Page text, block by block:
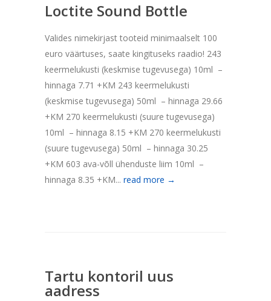
Loctite Sound Bottle
Valides nimekirjast tooteid minimaalselt 100
euro väärtuses, saate kingituseks raadio! 243
keermelukusti (keskmise tugevusega) 10ml –
hinnaga 7.71 +KM 243 keermelukusti
(keskmise tugevusega) 50ml – hinnaga 29.66
+KM 270 keermelukusti (suure tugevusega)
10ml – hinnaga 8.15 +KM 270 keermelukusti
(suure tugevusega) 50ml – hinnaga 30.25
+KM 603 ava-võll ühenduste liim 10ml –
hinnaga 8.35 +KM... read more →
Tartu kontoril uus
aadress